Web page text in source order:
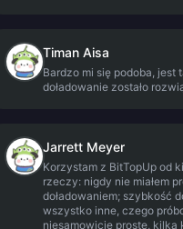
Timan Aisa
Bardzo mi się podoba, jest
doładowanie zostało
Jarrett Meyer
Korzystam z BitTopUp od
rzeczy: nigdy nie miałem
doładowaniem; szybkość
wszystko inne, czego
niesamowicie proste, kilka